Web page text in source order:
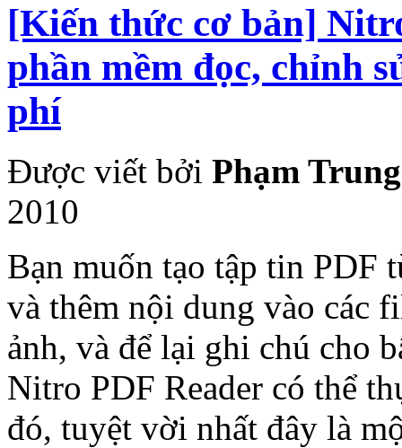
[Kiến thức cơ bản]
phần mềm đọc, chỉnh
phí
Được viết bởi Phạm
2010
Bạn muốn tạo tập tin PDF
và thêm nội dung vào các
ảnh, và để lại ghi chú cho
Nitro PDF Reader có thể
đó, tuyệt vời nhất đây là